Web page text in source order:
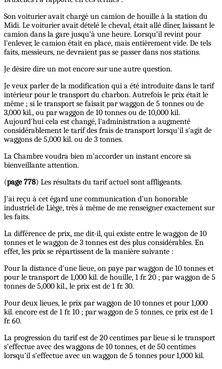
Son voiturier avait chargé un camion de houille à la station du
Midi. Le voiturier avait dételé le cheval, était allé dîner, laissant le
camion dans la gare jusqu'à une heure. Lorsqu'il revint pour
l'enlever, le camion était en place, mais entièrement vide. De tels
faits, messieurs, ne devraient pas se passer dans nos stations.
Je désire dire un mot encore sur une autre question.
Je veux parler de la modification qui a été introduite dans le tarif
intérieur pour le transport du charbon. Autrefois le prix était le
même ; si le transport se faisait par waggon de 5 tonnes ou de
3,000 kil., ou par waggon de 10 tonnes ou de 10,000 kil.
Aujourd'hui cela est changé, l'administration a augmenté
considérablement le tarif des frais de transport lorsqu'il s'agit de
waggons de 5,000 kil. ou de 3 tonnes.
La Chambre voudra bien m'accorder un instant encore sa
bienveillante attention.
(page 778) Les résultats du tarif actuel sont affligeants.
J'ai reçu à cet égard une communication d'un honorable
industriel de Liège, très à même de me renseigner exactement sur
les faits.
La différence de prix, me dit-il, qui existe entre le waggon de 10
tonnes et le waggon de 3 tonnes est des plus considérables. En
effet, les prix se répartissent de la manière suivante :
Pour la distance d'une lieue, on paye par waggon de 10 tonnes et
pour le transport de 1,000 kil. de houille, 1 fr. 20 ; par waggon de 5
tonnes de 5,000 kil., le prix est de 1 fr. 30.
Pour deux lieues, le prix par waggon de 10 tonnes et pour 1,000
kil. encore est de 1 fr. 10 ; par waggon de 5 tonnes, ce prix est de 1
fr. 60.
La progression du tarif est de 20 centimes par lieue si le transport
s'effectue avec des waggons de 10 tonnes, et de 50 centimes
lorsqu'il s'effectue avec un waggon de 5 tonnes pour 1,000 kil.